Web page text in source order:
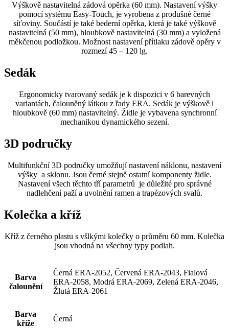
Výškově nastavitelná zádová opěrka (60 mm). Nastavení výšky
pomocí systému Easy-Touch, je vyrobena z produšné černé
síťoviny. Součástí je také bederní opěrka, která je také výškově
nastavitelná (50 mm), hloubkově nastavitelná (30 mm) a vyložená
měkčenou podložkou. Možnost nastavení přítlaku zádově opěry v
rozmezí 45 – 120 lg.
Sedák
Ergonomicky tvarovaný sedák je k dispozici v 6 barevných
variantách, čalouněný látkou z řady ERA. Sedák je výškově i
hloubkově (60 mm) nastavitelný. Židle je vybavena synchronní
mechanikou dynamického sezení.
3D područky
Multifunkční 3D područky umožňují nastavení náklonu, nastavení
výšky a sklonu. Jsou černé stejně ostatní komponenty židle.
Nastavení všech těchto tří parametrů je důležité pro správné
nadlehčení paží a uvolnění ramen a trapézových svalů.
Kolečka a kříž
Kříž z černého plastu s všlkými kolečky o průměru 60 mm. Kolečka
jsou vhodná na všechny typy podlah.
Barva
čalounění
Černá ERA-2052, Červená ERA-2043, Fialová
ERA-2058, Modrá ERA-2069, Zelená ERA-2046,
Žlutá ERA-2061
Barva
kříže
Černá